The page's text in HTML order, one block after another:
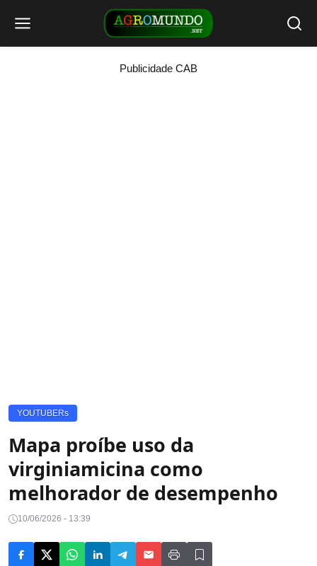
Publicidade CAB
YOUTUBERs
Mapa proíbe uso da
virginiamicina como
melhorador de desempenho
10/06/2026 - 13:39